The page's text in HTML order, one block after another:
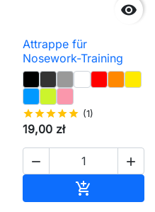

Attrappe für
Nosework-Training
starstarstarstarstar (1)
19,00 zł
 
